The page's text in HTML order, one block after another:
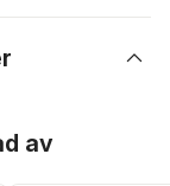
av